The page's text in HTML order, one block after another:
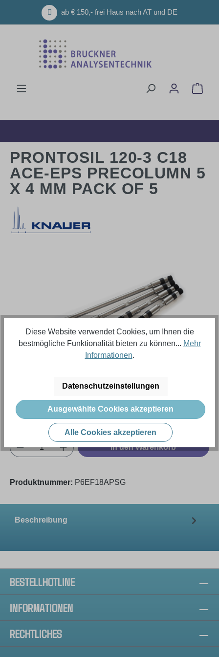
Zum Hauptinhalt springenab € 150,- frei Haus nach AT und DE
PRONTOSIL 120-3 C18
ACE-EPS PRECOLUMN 5
X 4 MM PACK OF 5
264,73 €
Inhalt: 5 Stück (Menge) (52,95 € / 1 Stück (Menge))
Preise exkl. MwSt. zzgl. Versandkosten
Produkt Anzahl: Gib den gewünschten
In den Warenkorb
Produktnummer: P6EF18APSG
Beschreibung
BESTELLHOTLINE
INFORMATIONEN
RECHTLICHES
Diese Website verwendet Cookies, um Ihnen die
bestmögliche Funktionalität bieten zu können... Mehr
Informationen.
Datenschutzeinstellungen
Ausgewählte Cookies akzeptieren
Alle Cookies akzeptieren